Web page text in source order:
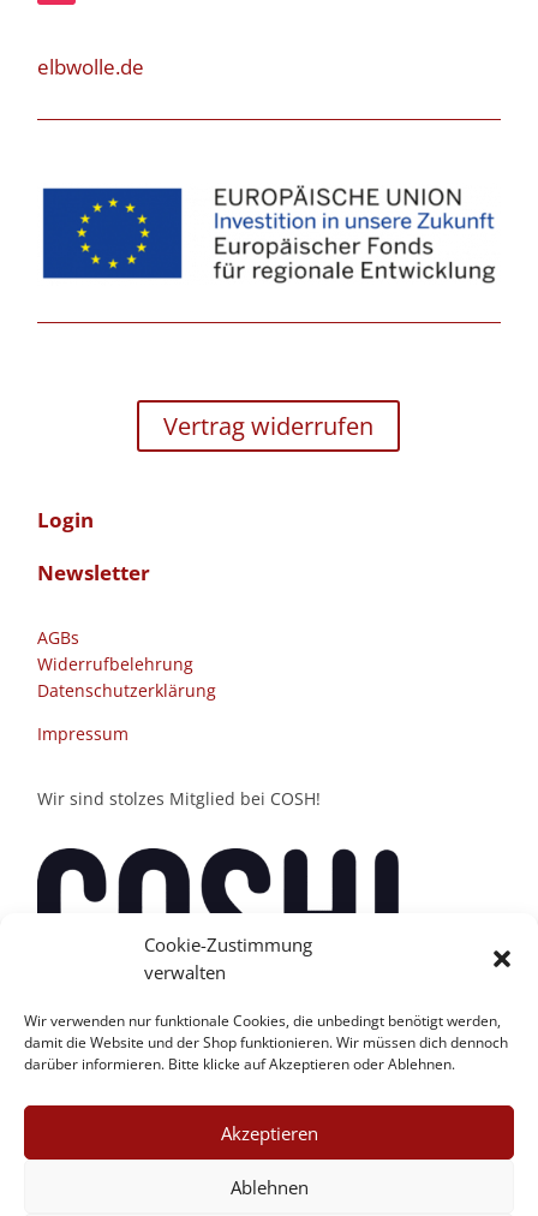
Cookie-Zustimmung
verwalten
Wir verwenden nur funktionale Cookies, die unbedingt benötigt werden,
damit die Website und der Shop funktionieren. Wir müssen dich dennoch
darüber informieren. Bitte klicke auf Akzeptieren oder Ablehnen.
Akzeptieren
Ablehnen
elbwolle.de
Vertrag widerrufen
Login
Newsletter
AGBs
Widerrufbelehrung
Datenschutzerklärung
Impressum
Wir sind stolzes Mitglied bei COSH!